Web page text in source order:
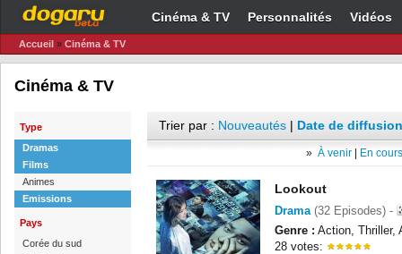
Cinéma & TV Personnalités Vidéos
Accueil » Cinéma & TV
Cinéma & TV
Type
Dramas
Films
Animes
Emissions
Pays
Corée du sud
Trier par : Nouveautés | Date de
» À venir En
Lookout
Drama(32 Episodes) -
Genre : Action, Thriller,
28 votes: